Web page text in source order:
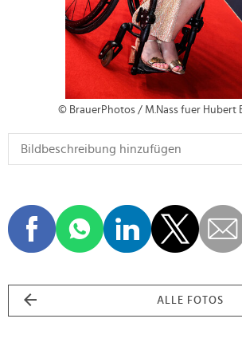
© BrauerPhotos / M.Nass fuer Hubert
ALLE FOTOS